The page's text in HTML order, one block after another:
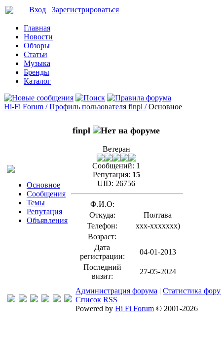
Вход Зарегистрироваться
Главная
Новости
Обзоры
Статьи
Музыка
Бренды
Каталог
Hi-Fi Forum / Профиль пользователя finpl / Основное
Основное
Сообщения
Темы
Репутация
Объявления
finpl
Ветеран
Сообщений: 1
Репутация: 15
UID: 26756
Ф.И.О:
Откуда:
Полтава
Телефон:
xxx-xxxxxxx)
Возраст:
Дата
регистрации:
04-01-2013
Последний
визит:
27-05-2024
Администрация форума | Статистика
Список RSS
Powered by Hi Fi Forum © 2001-2026